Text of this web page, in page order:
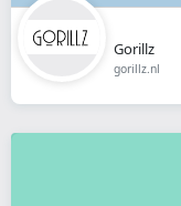
Gorillz
gorillz.nl